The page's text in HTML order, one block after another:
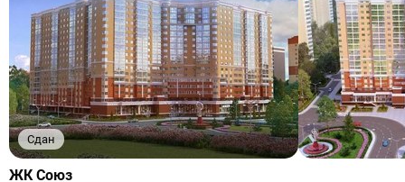
Сдан
Ссылка
ЖК Союз